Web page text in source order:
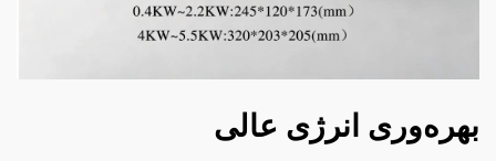
بهره‌وری انرژی عالی